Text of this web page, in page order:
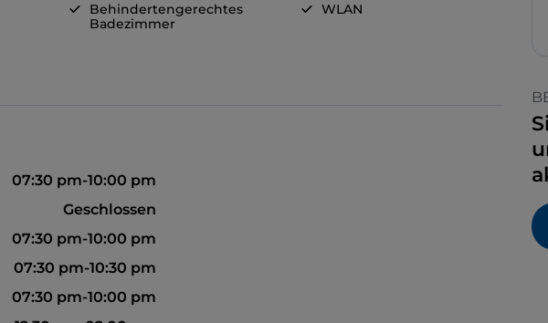
Behindertengerechtes
Badezimmer
WLAN
07:30 pm-10:00 pm
Geschlossen
07:30 pm-10:00 pm
07:30 pm-10:30 pm
07:30 pm-10:00 pm